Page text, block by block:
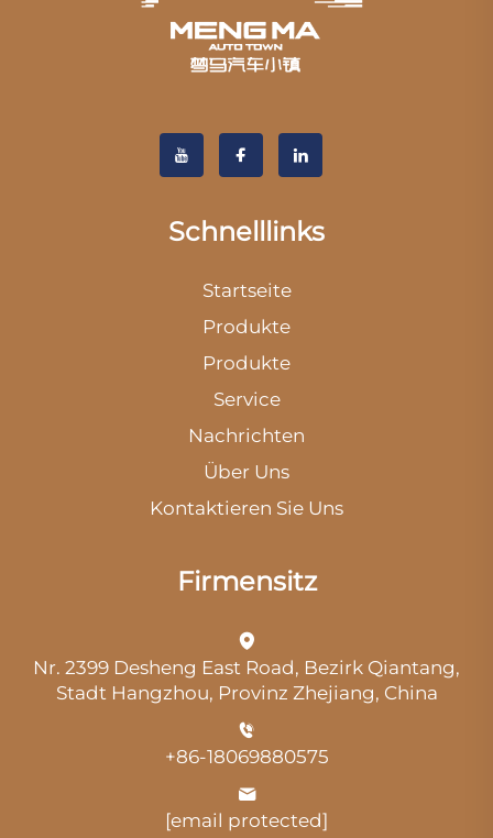
Schnelllinks
Startseite
Produkte
Produkte
Service
Nachrichten
Über Uns
Kontaktieren Sie Uns
Firmensitz
Nr. 2399 Desheng East Road, Bezirk Qiantang,
Stadt Hangzhou, Provinz Zhejiang, China
+86-18069880575
[email protected]